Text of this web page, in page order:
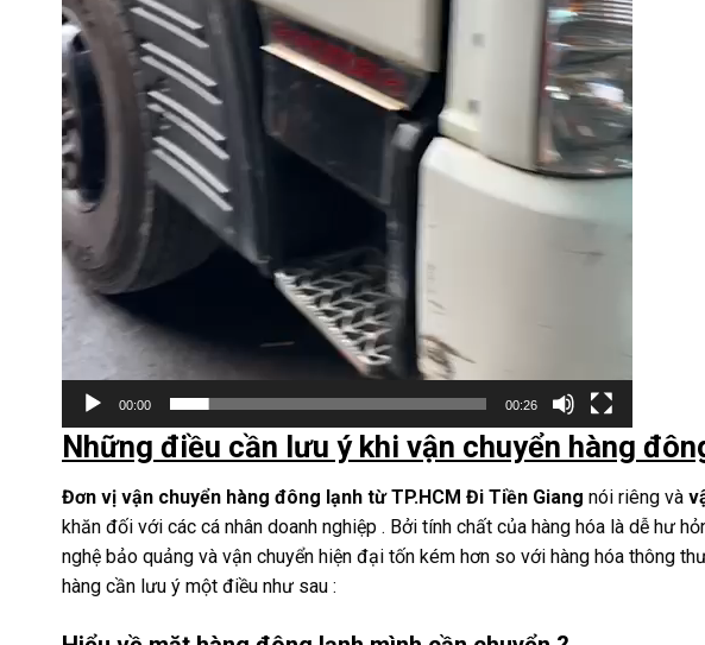
00:00 00:26
Những điều cần lưu ý khi vận chuyển hàng
Đơn vị vận chuyển hàng đông lạnh từ TP.HCM Đi Tiền Giang nói riêng và
khăn đối với các cá nhân doanh nghiệp . Bởi tính chất của hàng hóa là dễ hư
nghệ bảo quảng và vận chuyển hiện đại tốn kém hơn so với hàng hóa thông
hàng cần lưu ý một điều như sau :